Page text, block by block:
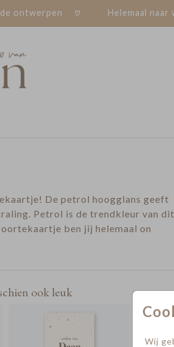
ontwerpen Helemaal naar
Wij
De petrol hoogglans geeft
Petrol is de trendkleur van dit
ben jij helemaal on
ook leuk